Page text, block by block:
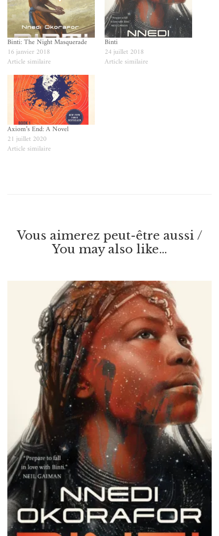
Binti: The Night Masquerade
16 janvier 2018
Article similaire
Binti
24 juillet 2018
Article similaire
Axiom’s End: A Novel
21 juillet 2020
Article similaire
Vous aimerez peut-être aussi /
You may also like…